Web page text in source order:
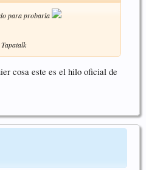
para probarla
cosa este es el hilo oficial de